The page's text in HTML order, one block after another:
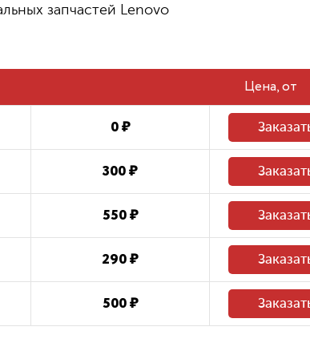
₽
Восстановление системных файлов
запчастей Lenovo
Цена
0 ₽
300 ₽
550 ₽
290 ₽
500 ₽